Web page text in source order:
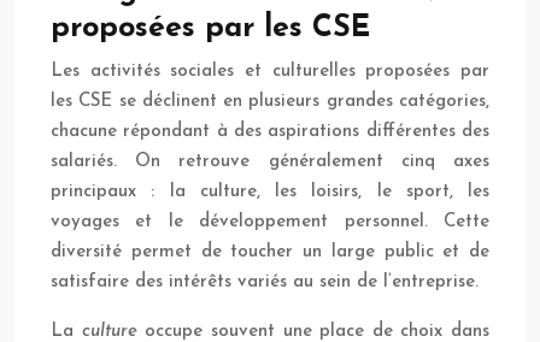
proposées par les CSE
Les activités sociales et culturelles proposées par
les CSE se déclinent en plusieurs grandes catégories,
chacune répondant à des aspirations différentes des
salariés. On retrouve généralement cinq axes
principaux : la culture, les loisirs, le sport, les
voyages et le développement personnel. Cette
diversité permet de toucher un large public et de
satisfaire des intérêts variés au sein de l’entreprise.
La culture occupe souvent une place de choix dans